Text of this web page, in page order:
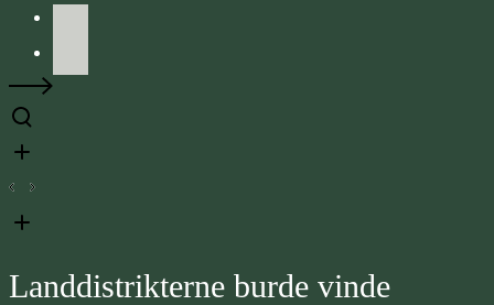
Landdistrikterne burde vinde